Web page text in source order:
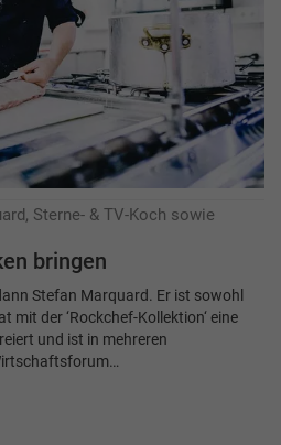
Sterne- & TV-Koch sowie
bringen
Stefan Marquard. Er ist sowohl
mit der ‘Rockchef-Kollektion‘ eine
und ist in mehreren